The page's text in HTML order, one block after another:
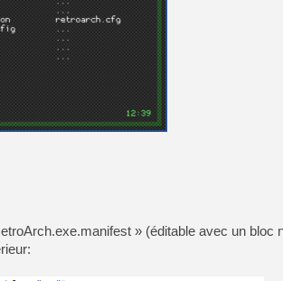
» (éditable avec un bloc